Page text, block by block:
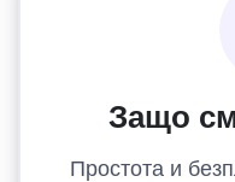
Защо
Простота и